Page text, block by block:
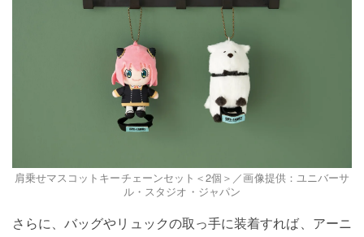
肩乗せマスコットキーチェーンセット＜2個＞／画像提供：ユニバーサ
ル・スタジオ・ジャパン
さらに、バッグやリュックの取っ手に装着すれば、アーニ